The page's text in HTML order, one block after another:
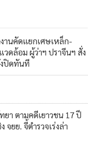
หล็กเสียบทะลุขา
านคัดแยกเศษเหล็ก-
ดล้อม ผู้ว่าฯ ปราจีนฯ สั่ง
ปิดทันที
า ตามคดีเยาวชน 17 ปี
ยย. จี้ตำรวจเร่งล่า